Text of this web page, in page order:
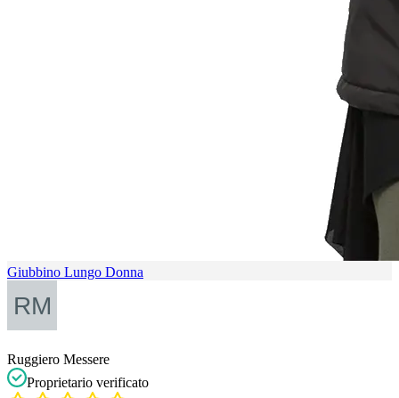
Giubbino Lungo Donna
Ruggiero Messere
Proprietario verificato